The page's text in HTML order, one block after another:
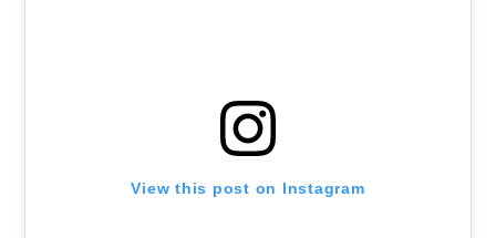
View this post on Instagram